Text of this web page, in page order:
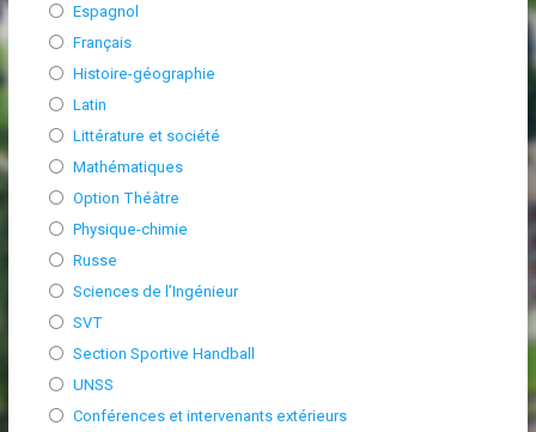
Espagnol
Français
Histoire-géographie
Latin
Littérature et société
Mathématiques
Option Théâtre
Physique-chimie
Russe
Sciences de l’Ingénieur
SVT
Section Sportive Handball
UNSS
Conférences et intervenants extérieurs